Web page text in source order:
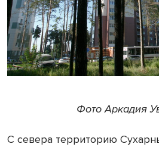
Фото Аркадия
С севера территорию